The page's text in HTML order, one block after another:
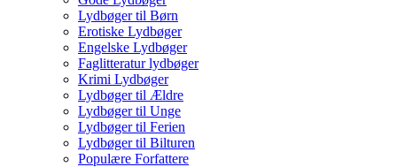
Lydbøger til Børn
Erotiske Lydbøger
Engelske Lydbøger
Faglitteratur lydbøger
Krimi Lydbøger
Lydbøger til Ældre
Lydbøger til Unge
Lydbøger til Ferien
Lydbøger til Bilturen
Populære Forfattere